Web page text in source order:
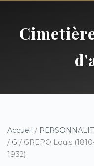
Accueil /
/ G / GREPO Louis
1932)